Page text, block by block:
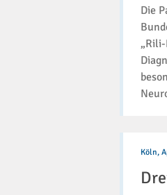
Die
Fragen
Veronika
Köln,